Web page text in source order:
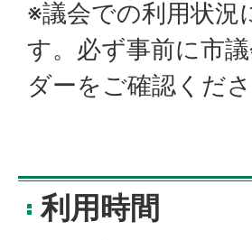
※議会での利用状況
す。必ず事前に市
ダーをご確認くださ
利用時間